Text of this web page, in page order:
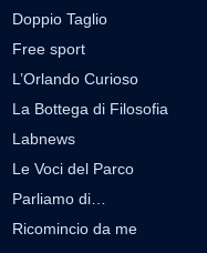
Doppio Taglio
Free sport
L’Orlando Curioso
La Bottega di Filosofia
Labnews
Le Voci del Parco
Parliamo di…
Ricomincio da me